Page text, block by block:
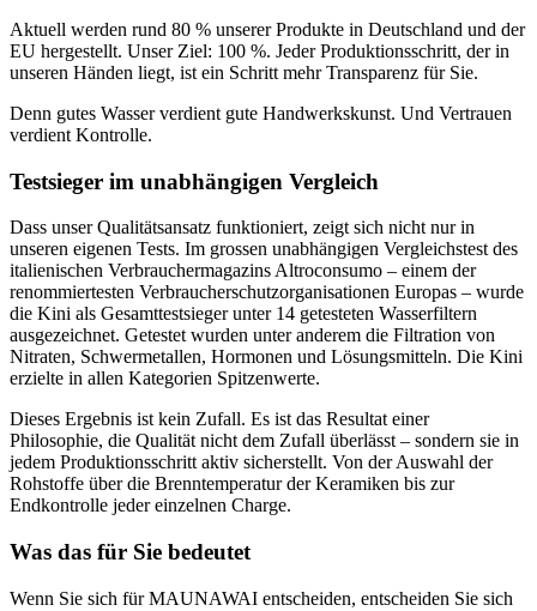
Aktuell werden rund 80 % unserer Produkte in Deutschland und der
EU hergestellt. Unser Ziel: 100 %. Jeder Produktionsschritt, der in
unseren Händen liegt, ist ein Schritt mehr Transparenz für Sie.
Denn gutes Wasser verdient gute Handwerkskunst. Und Vertrauen
verdient Kontrolle.
Testsieger im unabhängigen Vergleich
Dass unser Qualitätsansatz funktioniert, zeigt sich nicht nur in
unseren eigenen Tests. Im grossen unabhängigen Vergleichstest des
italienischen Verbrauchermagazins Altroconsumo – einem der
renommiertesten Verbraucherschutzorganisationen Europas – wurde
die Kini als Gesamttestsieger unter 14 getesteten Wasserfiltern
ausgezeichnet. Getestet wurden unter anderem die Filtration von
Nitraten, Schwermetallen, Hormonen und Lösungsmitteln. Die Kini
erzielte in allen Kategorien Spitzenwerte.
Dieses Ergebnis ist kein Zufall. Es ist das Resultat einer
Philosophie, die Qualität nicht dem Zufall überlässt – sondern sie in
jedem Produktionsschritt aktiv sicherstellt. Von der Auswahl der
Rohstoffe über die Brenntemperatur der Keramiken bis zur
Endkontrolle jeder einzelnen Charge.
Was das für Sie bedeutet
Wenn Sie sich für MAUNAWAI entscheiden, entscheiden Sie sich